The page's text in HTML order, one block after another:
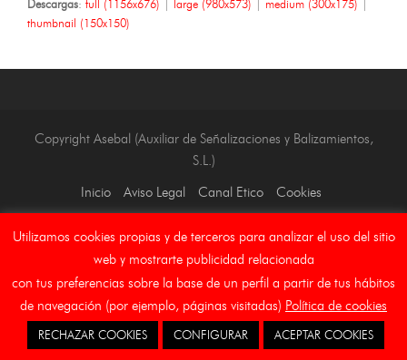
Descargas: full (1156x676) | large (980x573) | medium (300x175) |
thumbnail (150x150)
Copyright Asebal (Auxiliar de Señalizaciones y Balizamientos,
S.L.)
Inicio
Aviso Legal Canal Etico Cookies
Utilizamos cookies propias y de terceros para analizar el uso del sitio
web y mostrarte publicidad relacionada
con tus preferencias sobre la base de un perfil a partir de tus hábitos
de navegación (por ejemplo, páginas visitadas) Política de cookies
RECHAZAR COOKIES CONFIGURAR ACEPTAR COOKIES